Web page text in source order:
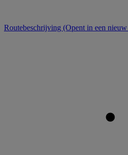
Routebeschrijving (Opent in een